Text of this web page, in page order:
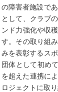
の障害者施設で
として、クラブ
ンド力強化や収
す。その取り組
みを表彰するス
団体として初め
を超えた連携に
ロジェクトに取